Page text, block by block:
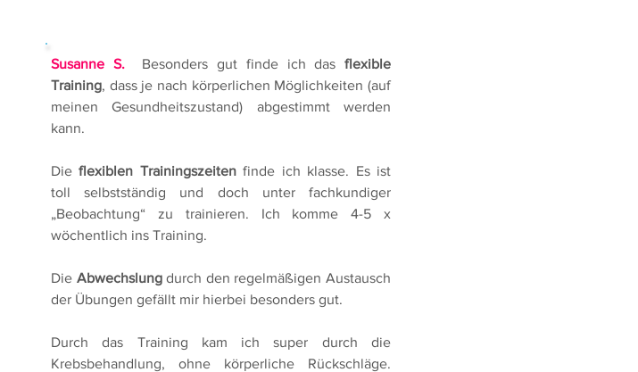
Susanne S.Besonders gut finde ich das flexible
Training, dass je nach körperlichen Möglichkeiten (auf
meinen Gesundheitszustand) abgestimmt werden
kann.
Dieflexiblen Trainingszeitenfinde ich klasse. Es ist
toll selbstständig und doch unter fachkundiger
„Beobachtung“ zu trainieren. Ich komme 4-5 x
wöchentlich ins Training.
Die Abwechslungdurch den regelmäßigen Austausch
der Übungen gefällt mir hierbei besonders gut.
Durch das Training kam ich super durch die
Krebsbehandlung, ohne körperliche Rückschläge.